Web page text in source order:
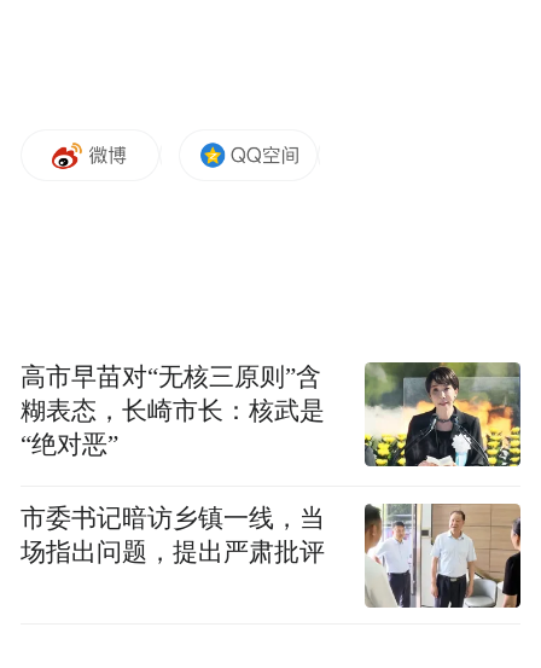
高市早苗对“无核三原则”含
糊表态，长崎市长：核武是
“绝对恶”
市委书记暗访乡镇一线，当
场指出问题，提出严肃批评